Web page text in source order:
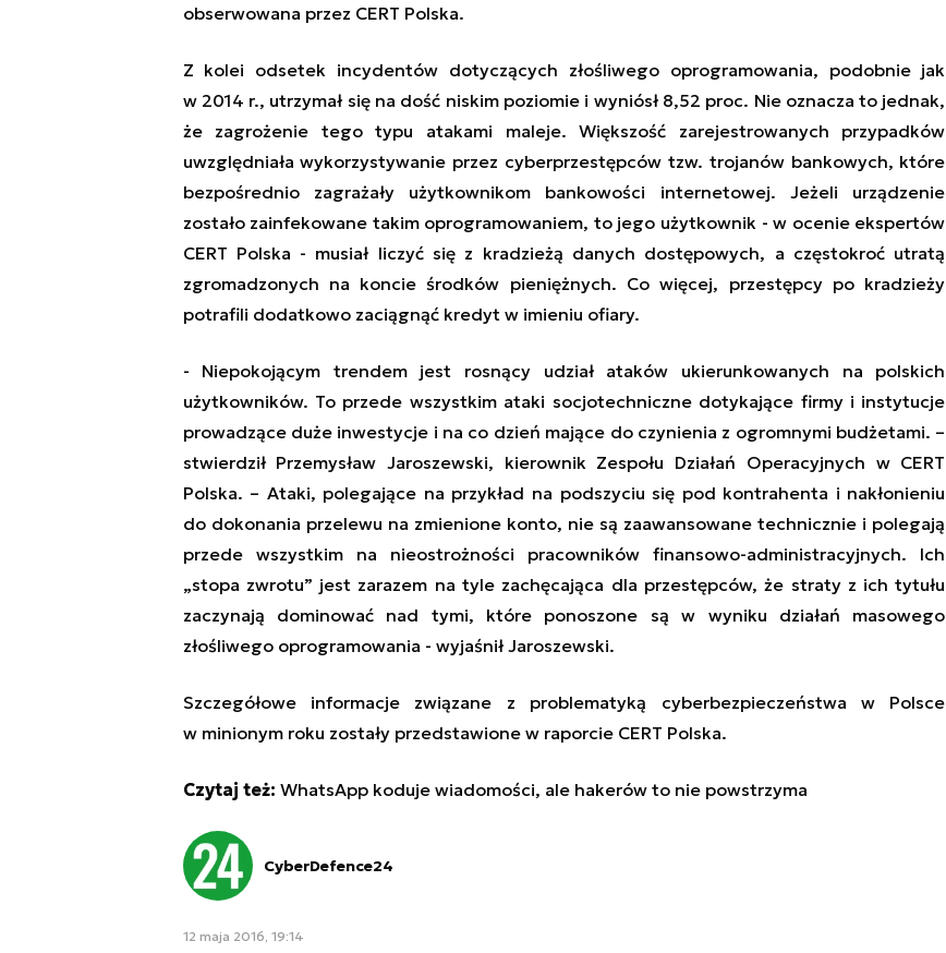
obserwowana przez CERT Polska.
Z kolei odsetek incydentów dotyczących złośliwego oprogramowania, podobnie jak
w 2014 r., utrzymał się na dość niskim poziomie i wyniósł 8,52 proc. Nie oznacza to jednak,
że zagrożenie tego typu atakami maleje. Większość zarejestrowanych przypadków
uwzględniała wykorzystywanie przez cyberprzestępców tzw. trojanów bankowych, które
bezpośrednio zagrażały użytkownikom bankowości internetowej. Jeżeli urządzenie
zostało zainfekowane takim oprogramowaniem, to jego użytkownik - w ocenie ekspertów
CERT Polska - musiał liczyć się z kradzieżą danych dostępowych, a częstokroć utratą
zgromadzonych na koncie środków pieniężnych. Co więcej, przestępcy po kradzieży
potrafili dodatkowo zaciągnąć kredyt w imieniu ofiary.
- Niepokojącym trendem jest rosnący udział ataków ukierunkowanych na polskich
użytkowników. To przede wszystkim ataki socjotechniczne dotykające firmy i instytucje
prowadzące duże inwestycje i na co dzień mające do czynienia z ogromnymi budżetami. –
stwierdził Przemysław Jaroszewski, kierownik Zespołu Działań Operacyjnych w CERT
Polska. – Ataki, polegające na przykład na podszyciu się pod kontrahenta i nakłonieniu
do dokonania przelewu na zmienione konto, nie są zaawansowane technicznie i polegają
przede wszystkim na nieostrożności pracowników finansowo-administracyjnych. Ich
„stopa zwrotu” jest zarazem na tyle zachęcająca dla przestępców, że straty z ich tytułu
zaczynają dominować nad tymi, które ponoszone są w wyniku działań masowego
złośliwego oprogramowania - wyjaśnił Jaroszewski.
Szczegółowe informacje związane z problematyką cyberbezpieczeństwa w Polsce
w minionym roku zostały przedstawione w raporcie CERT Polska.
Czytaj też: WhatsApp koduje wiadomości, ale hakerów to nie powstrzyma
CyberDefence24
12 maja 2016, 19:14